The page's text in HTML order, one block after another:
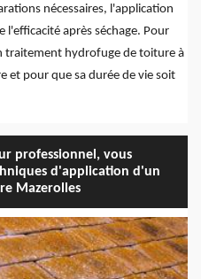
nécessaires, l'application
après séchage. Pour
traitement hydrofuge de toiture à
et pour que sa durée de vie soit
professionnel, vous
d'application d'un
Mazerolles